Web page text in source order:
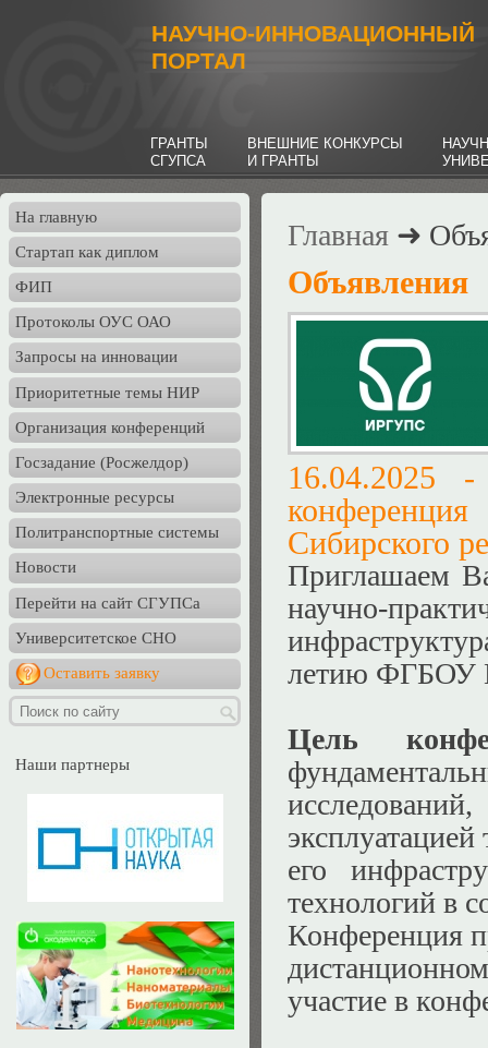
НАУЧНО-ИННОВАЦИОННЫЙ
ПОРТАЛ
ГРАНТЫ
СГУПСА
ВНЕШНИЕ КОНКУРСЫ
И ГРАНТЫ
На главную
Стартап как диплом
ФИП
Протоколы ОУС ОАО
Запросы на инновации
Приоритетные темы НИР
Организация конференций
Госзадание (Росжелдор)
Электронные ресурсы
Политранспортные системы
Новости
Перейти на сайт СГУПСа
Университетское СНО
Оставить заявку
Наши партнеры
Главная ➜
Объявления
16.04.2025 -
Сибирского
Приглашаем
научно-
летию
Цель
его
технологий в
Конференция
участие в